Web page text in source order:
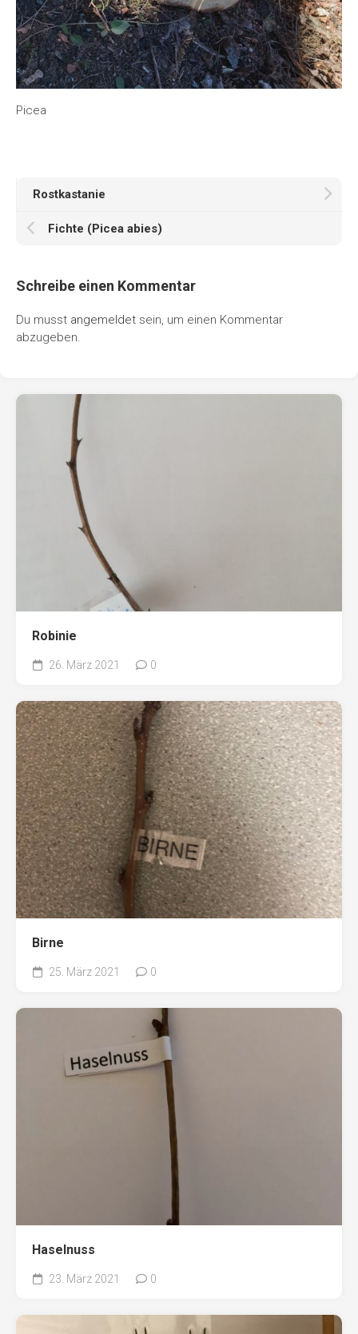
Picea
Rostkastanie
Fichte (Picea abies)
Schreibe einen Kommentar
Du musst angemeldet sein, um einen Kommentar
abzugeben.
Robinie
26. März 2021 0
Birne
25. März 2021 0
Haselnuss
23. März 2021 0